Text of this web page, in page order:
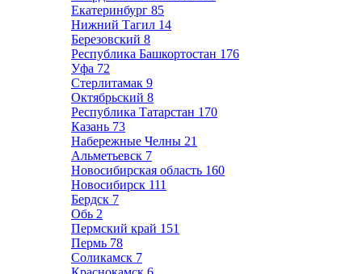
Екатеринбург 85
Нижний Тагил 14
Березовский 8
Республика Башкортостан 176
Уфа 72
Стерлитамак 9
Октябрьский 8
Республика Татарстан 170
Казань 73
Набережные Челны 21
Альметьевск 7
Новосибирская область 160
Новосибирск 111
Бердск 7
Обь 2
Пермский край 151
Пермь 78
Соликамск 7